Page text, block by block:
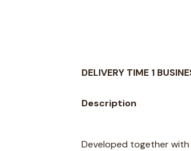
DELIVERY TIME 1
Description
Developed together